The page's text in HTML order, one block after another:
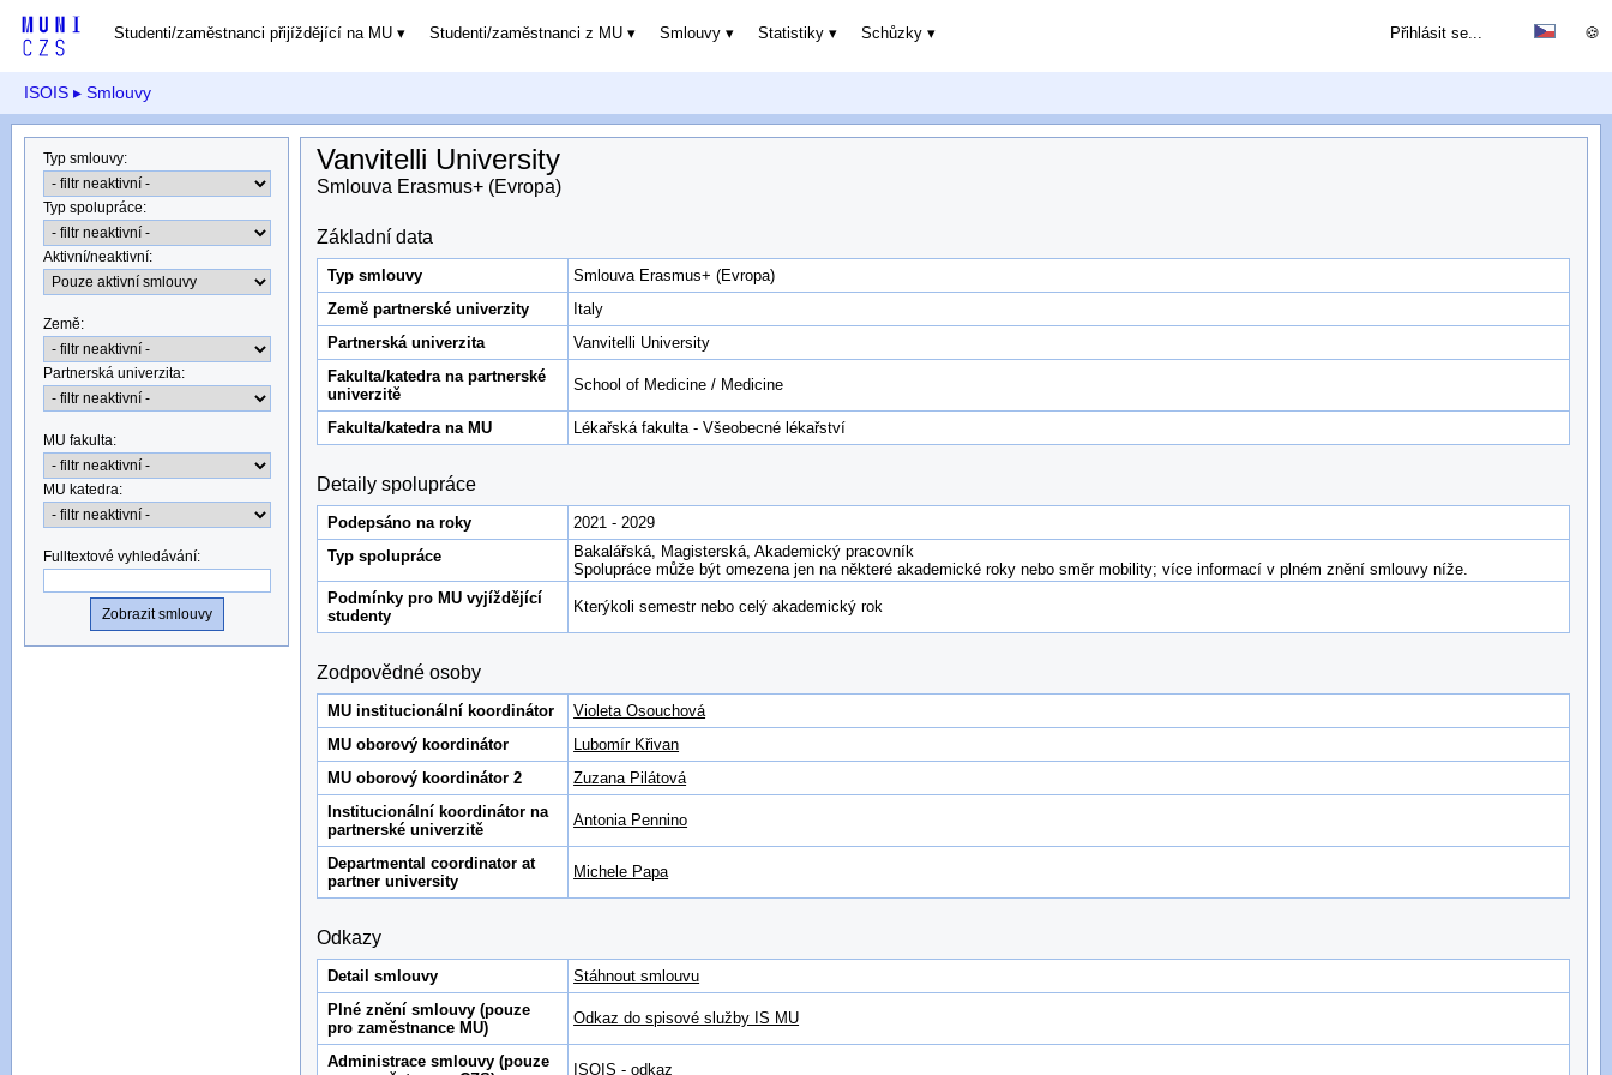
Studenti/zaměstnanci přijíždějící na MU Studenti/zaměstnanci z MU Smlouvy Statistiky Schůzky 🍪
Přihlásit se...
ISOIS ▸ Smlouvy
Typ smlouvy:
Typ spolupráce:
Aktivní/neaktivní:
Země:
Partnerská univerzita:
MU fakulta:
MU katedra:
Fulltextové vyhledávání:
Vanvitelli University
Smlouva Erasmus+ (Evropa)
Základní data
Typ smlouvy
Smlouva Erasmus+ (Evropa)
Země partnerské univerzity
Italy
Partnerská univerzita
Vanvitelli University
Fakulta/katedra na partnerské
univerzitě
School of Medicine / Medicine
Fakulta/katedra na MU Lékařská fakulta - Všeobecné lékařství
Detaily spolupráce
Podepsáno na roky
2021 - 2029
Typ spolupráce
Bakalářská, Magisterská, Akademický pracovník
Spolupráce může být omezena jen na některé akademické roky nebo směr mobility; více informací v plném znění smlouvy níže.
Podmínky pro MU vyjíždějící
studenty
Kterýkoli semestr nebo celý akademický rok
Zodpovědné osoby
MU institucionální koordinátor
Violeta Osouchová
MU oborový koordinátor
Lubomír Křivan
MU oborový koordinátor 2
Zuzana Pilátová
Institucionální koordinátor na
partnerské univerzitě
Antonia Pennino
Departmental coordinator at
partner university
Michele Papa
Odkazy
Detail smlouvy
Stáhnout smlouvu
Plné znění smlouvy (pouze
pro zaměstnance MU)
Odkaz do spisové služby IS MU
Administrace smlouvy (pouze
ISOIS - odkaz